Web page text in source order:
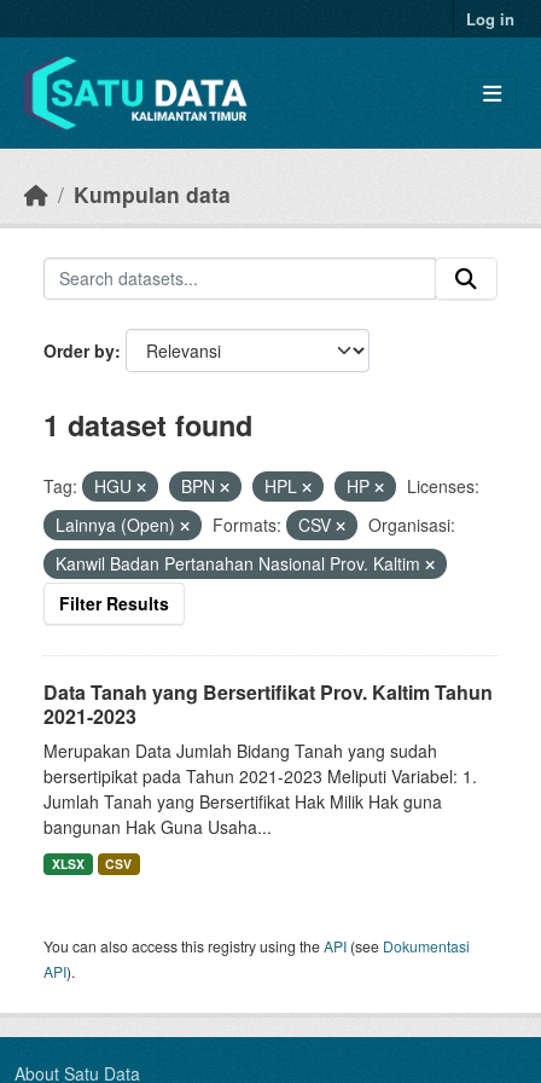
Log in
Kumpulan data
Order by
1 dataset found
Tag: HGU BPN HPL HP
Licenses:
Lainnya (Open)
Formats: CSV
Organisasi:
Kanwil Badan Pertanahan Nasional Prov. Kaltim
Filter Results
Data Tanah yang Bersertifikat Prov. Kaltim Tahun
2021-2023
Merupakan Data Jumlah Bidang Tanah yang sudah
bersertipikat pada Tahun 2021-2023 Meliputi Variabel: 1.
Jumlah Tanah yang Bersertifikat Hak Milik Hak guna
bangunan Hak Guna Usaha...
XLSX CSV
You can also access this registry using theAPI (see Dokumentasi
API).
About Satu Data